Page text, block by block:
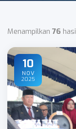
Menampilkan 76
10
NOV
2025